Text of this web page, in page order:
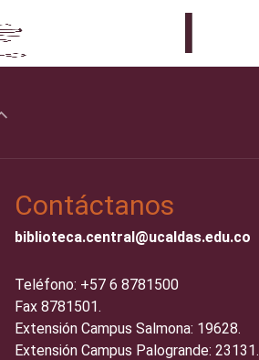
Contáctanos
biblioteca.central@ucaldas.edu.co
Teléfono: +57 6 8781500
Fax 8781501.
Extensión Campus Salmona: 19628.
Extensión Campus Palogrande: 23131.